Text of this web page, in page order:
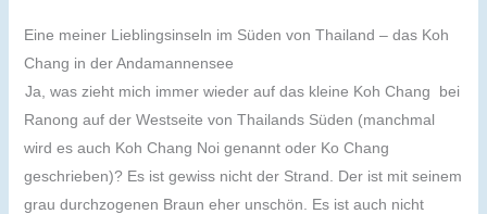
Eine meiner Lieblingsinseln im Süden von Thailand – das Koh
Chang in der Andamannensee
Ja, was zieht mich immer wieder auf das kleine Koh Chang bei
Ranong auf der Westseite von Thailands Süden (manchmal
wird es auch Koh Chang Noi genannt oder Ko Chang
geschrieben)? Es ist gewiss nicht der Strand. Der ist mit seinem
grau durchzogenen Braun eher unschön. Es ist auch nicht